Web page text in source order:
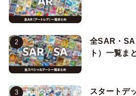
全SAR・
ト）一覧ま
スタートデ